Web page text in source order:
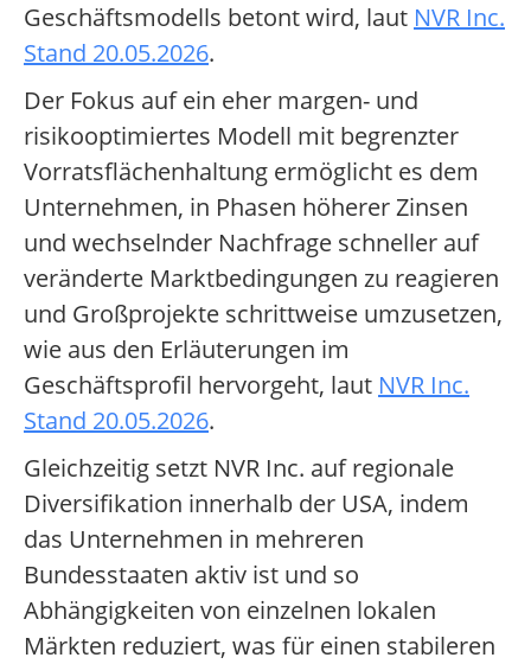
Geschäftsmodells betont wird, laut NVR Inc.
Stand 20.05.2026.
Der Fokus auf ein eher margen- und
risikooptimiertes Modell mit begrenzter
Vorratsflächenhaltung ermöglicht es dem
Unternehmen, in Phasen höherer Zinsen
und wechselnder Nachfrage schneller auf
veränderte Marktbedingungen zu reagieren
und Großprojekte schrittweise umzusetzen,
wie aus den Erläuterungen im
Geschäftsprofil hervorgeht, laut NVR Inc.
Stand 20.05.2026.
Gleichzeitig setzt NVR Inc. auf regionale
Diversifikation innerhalb der USA, indem
das Unternehmen in mehreren
Bundesstaaten aktiv ist und so
Abhängigkeiten von einzelnen lokalen
Märkten reduziert, was für einen stabileren